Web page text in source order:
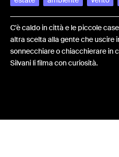
C'è caldo in città e le piccole
altra scelta alla gente che uscire
sonnecchiare o chiacchierare in
Silvani li filma con curiosità.